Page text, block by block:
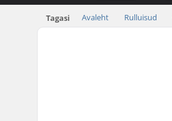
Tagasi Avaleht Rulluisud